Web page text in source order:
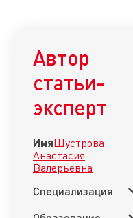
Автор
статьи-
эксперт
ИмяШустрова
Анастасия
Валерьевна
Специализация